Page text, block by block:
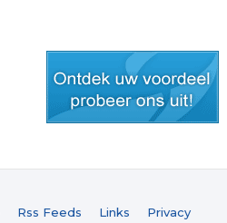
Rss Feeds Links Privacy